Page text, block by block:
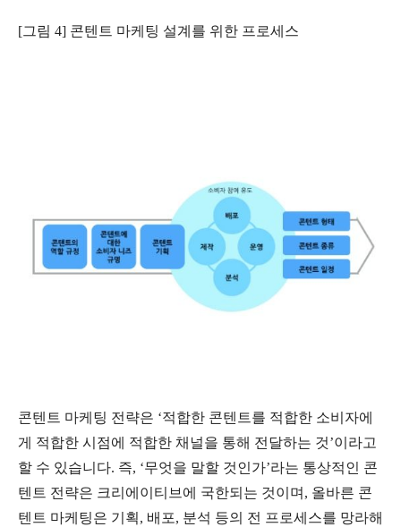
[그림 4] 콘텐트 마케팅 설계를 위한 프로세스
콘텐트 마케팅 전략은 ‘적합한 콘텐트를 적합한 소비자에
게 적합한 시점에 적합한 채널을 통해 전달하는 것’이라고
할 수 있습니다. 즉, ‘무엇을 말할 것인가’라는 통상적인 콘
텐트 전략은 크리에이티브에 국한되는 것이며, 올바른 콘
텐트 마케팅은 기획, 배포, 분석 등의 전 프로세스를 망라해